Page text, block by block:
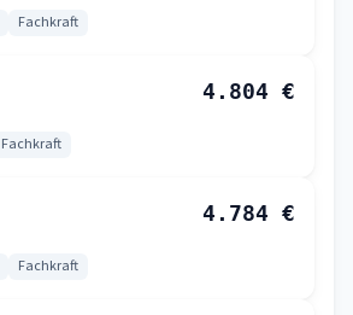
Fachkraft
4.804 €
Fachkraft
4.784 €
Fachkraft